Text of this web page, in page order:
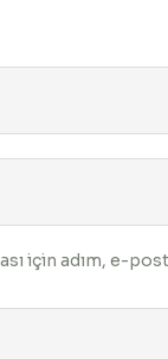
için adım, e-